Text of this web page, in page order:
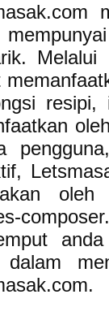
Melalui
dalam